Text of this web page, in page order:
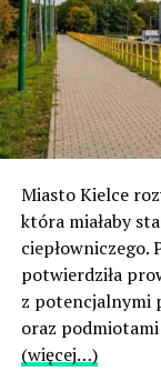
Miasto Kielce
która miałaby
ciepłowniczego.
potwierdziła
z potencjalnymi
oraz
(więcej…)